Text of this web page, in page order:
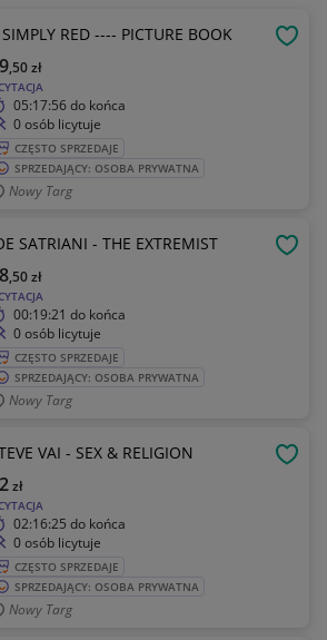
RED ---- PICTURE BOOK
,50zł
05:17:56do końca
0 osób licytuje
CZĘSTO SPRZEDAJE
SPRZEDAJĄCY: OSOBA PRYWATNA
Nowy Targ
SATRIANI - THE EXTREMIST
,50zł
00:19:21 do końca
0 osób licytuje
CZĘSTO SPRZEDAJE
SPRZEDAJĄCY: OSOBA PRYWATNA
Nowy Targ
VAI - SEX & RELIGION
zł
02:16:25 do końca
0 osób licytuje
CZĘSTO SPRZEDAJE
SPRZEDAJĄCY: OSOBA PRYWATNA
Nowy Targ